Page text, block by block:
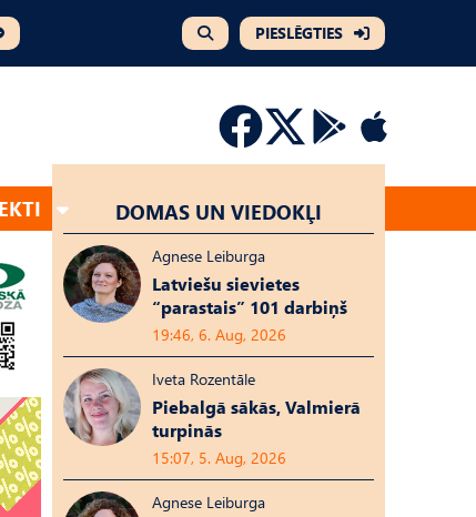
PIESLĒGTIES
DOMAS UN VIEDOKĻI
Agnese Leiburga
Latviešu sievietes
“parastais” 101 darbiņš
19:46, 6. Aug, 2026
Iveta Rozentāle
Piebalgā sākās, Valmierā
turpinās
15:07, 5. Aug, 2026
Agnese Leiburga